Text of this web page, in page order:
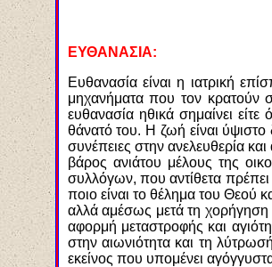
ΕΥΘΑΝΑΣΙΑ:
Ευθανασία είναι η ιατρική
μηχανήματα που τον κρατούν
ευθανασία ηθικά σημαίνει
θάνατό του. Η ζωή είναι
συνέπειες στην ανελευθερία
βάρος ανιάτου μέλους της
συλλόγων, που αντίθετα
ποιο είναι το θέλημα του Θεού
αλλά αμέσως μετά τη χορήγηση
αφορμή μεταστροφής και
στην αιωνιότητα και τη
εκείνος που υπομένει